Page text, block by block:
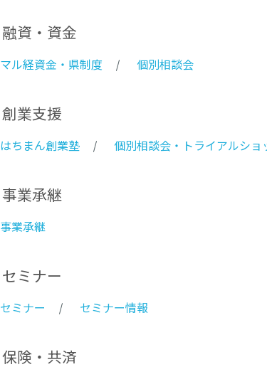
融資・資金
マル経資金・県制度 個別相談会
創業支援
はちまん創業塾 個別相談会・トライアルショ
事業承継
事業承継
セミナー
セミナー セミナー情報
保険・共済